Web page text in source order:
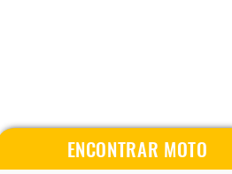
ENCONTRAR MOTO